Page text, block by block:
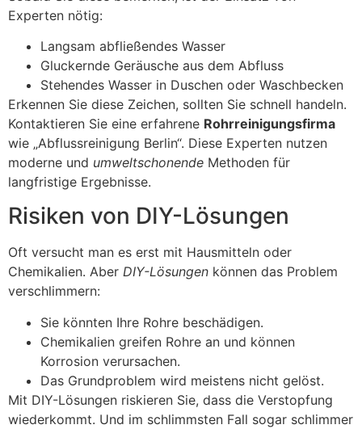
Experten nötig:
Langsam abfließendes Wasser
Gluckernde Geräusche aus dem Abfluss
Stehendes Wasser in Duschen oder Waschbecken
Erkennen Sie diese Zeichen, sollten Sie schnell handeln.
Kontaktieren Sie eine erfahrene Rohrreinigungsfirma
wie „Abflussreinigung Berlin“. Diese Experten nutzen
moderne und umweltschonende Methoden für
langfristige Ergebnisse.
Risiken von DIY-Lösungen
Oft versucht man es erst mit Hausmitteln oder
Chemikalien. Aber DIY-Lösungen können das Problem
verschlimmern:
Sie könnten Ihre Rohre beschädigen.
Chemikalien greifen Rohre an und können
Korrosion verursachen.
Das Grundproblem wird meistens nicht gelöst.
Mit DIY-Lösungen riskieren Sie, dass die Verstopfung
wiederkommt. Und im schlimmsten Fall sogar schlimmer